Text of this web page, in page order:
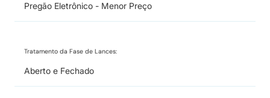
Pregão Eletrônico - Menor Preço
Tratamento da Fase de Lances:
Aberto e Fechado